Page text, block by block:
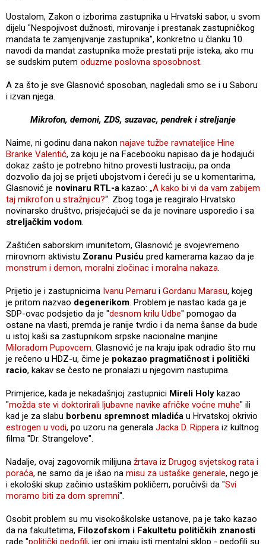
Uostalom, Zakon o izborima zastupnika u Hrvatski sabor, u svom
dijelu "Nespojivost dužnosti, mirovanje i prestanak zastupničkog
mandata te zamjenjivanje zastupnika", konkretno u članku 10.
navodi da mandat zastupnika može prestati prije isteka, ako mu
se sudskim putem oduzme poslovna sposobnost.
A za što je sve Glasnović sposoban, nagledali smo se i u Saboru
i izvan njega.
Mikrofon, demoni, ZDS, suzavac, pendrek i streljanje
Naime, ni godinu dana nakon najave tužbe ravnateljice Hine
Branke Valentić, za koju je na Facebooku napisao da je hodajući
dokaz zašto je potrebno hitno provesti lustraciju, pa onda
dozvolio da joj se prijeti ubojstvom i ćereći ju se u komentarima,
Glasnović je novinaru RTL-a kazao: „A kako bi vi da vam zabijem
taj mikrofon u stražnjicu?“. Zbog toga je reagiralo Hrvatsko
novinarsko društvo, prisjećajući se da je novinare usporedio i sa
streljačkim vodom.
Zaštićen saborskim imunitetom, Glasnović je svojevremeno
mirovnom aktivistu Zoranu Pusiću pred kamerama kazao da je
monstrum i demon, moralni zločinac i moralna nakaza.
Prijetio je i zastupnicima Ivanu Pernaru i Gordanu Marasu, kojeg
je pritom nazvao degenerikom. Problem je nastao kada ga je
SDP-ovac podsjetio da je "desnom krilu Udbe" pomogao da
ostane na vlasti, premda je ranije tvrdio i da nema šanse da bude
u istoj kaši sa zastupnikom srpske nacionalne manjine
Miloradom Pupovcem. Glasnović je na kraju ipak odradio što mu
je rečeno u HDZ-u, čime je pokazao pragmatičnost i politički
racio, kakav se često ne pronalazi u njegovim nastupima.
Primjerice, kada je nekadašnjoj zastupnici Mireli Holy kazao
"možda ste vi doktorirali ljubavne navike afričke voćne muhe" ili
kad je za slabu borbenu spremnost mladića u Hrvatskoj okrivio
estrogen u vodi, po uzoru na generala Jacka D. Rippera iz kultnog
filma "Dr. Strangelove".
Nadalje, ovaj zagovornik milijuna žrtava iz Drugog svjetskog rata i
poraća, ne samo da je išao na misu za ustaške generale, nego je
i ekološki skup začinio ustaškim pokličem, poručivši da "Svi
moramo biti za dom spremni".
Osobit problem su mu visokoškolske ustanove, pa je tako kazao
da na fakultetima, Filozofskom i Fakultetu političkih znanosti